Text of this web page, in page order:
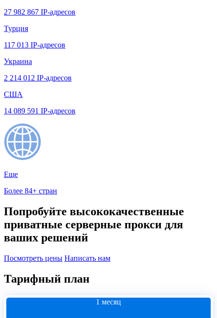
27 982 867 IP-адресов
Турция
117 013 IP-адресов
Украина
2 214 012 IP-адресов
США
14 089 591 IP-адресов
Еще
Более 84+ стран
Попробуйте высококачественные
приватные серверные прокси для
ваших решений
Посмотреть цены Написать нам
Тарифный план
1 месяц